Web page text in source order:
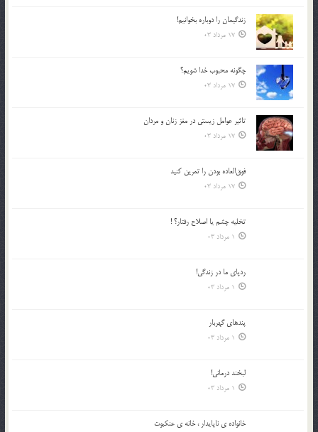
زندگيمان را دوباره بخوانيم!
17 مرداد 03
چگونه محبوب خدا شويم؟
17 مرداد 03
تاثیر عوامل زيستي در مغز زنان و مردان
17 مرداد 03
فوق‌العاده بودن را تمرين كنيد
17 مرداد 03
تخليه چشم يا اصلاح رفتار؟ !
1 مرداد 03
ردپاى ما در زندگى!
1 مرداد 03
پندهاي گهربار
1 مرداد 03
لبخند درمانى!
1 مرداد 03
خانواده ي ناپايدار ، خانه ي عنکبوت